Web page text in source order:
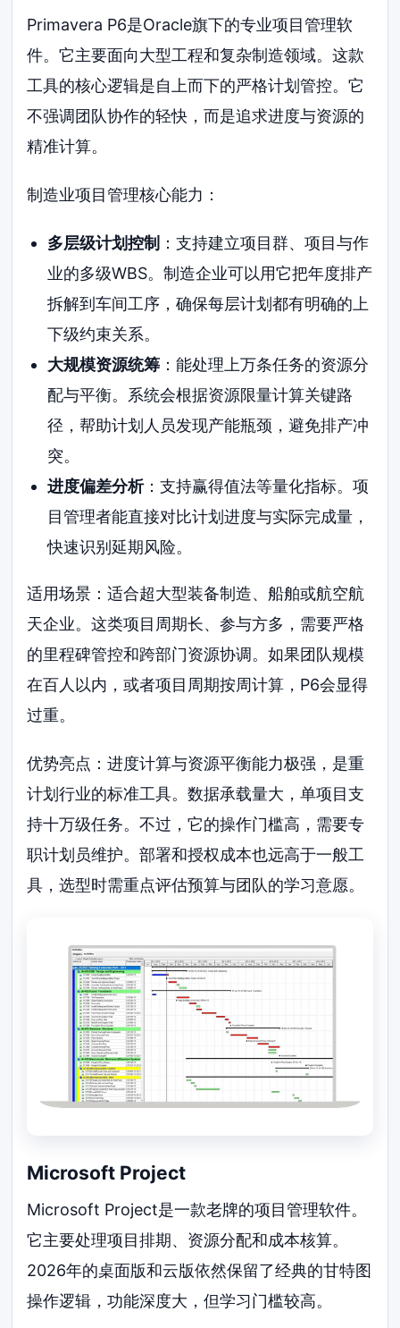
Primavera P6是Oracle旗下的专业项目管理软
件。它主要面向大型工程和复杂制造领域。这款
工具的核心逻辑是自上而下的严格计划管控。它
不强调团队协作的轻快，而是追求进度与资源的
精准计算。
制造业项目管理核心能力：
多层级计划控制 ：支持建立项目群、项目与作
业的多级WBS。制造企业可以用它把年度排产
拆解到车间工序，确保每层计划都有明确的上
下级约束关系。
大规模资源统筹：能处理上万条任务的资源分
配与平衡。系统会根据资源限量计算关键路
径，帮助计划人员发现产能瓶颈，避免排产冲
突。
进度偏差分析：支持赢得值法等量化指标。项
目管理者能直接对比计划进度与实际完成量，
快速识别延期风险。
适用场景：适合超大型装备制造、船舶或航空航
天企业。这类项目周期长、参与方多，需要严格
的里程碑管控和跨部门资源协调。如果团队规模
在百人以内，或者项目周期按周计算，P6会显得
过重。
优势亮点：进度计算与资源平衡能力极强，是重
计划行业的标准工具。数据承载量大，单项目支
持十万级任务。不过，它的操作门槛高，需要专
职计划员维护。部署和授权成本也远高于一般工
具，选型时需重点评估预算与团队的学习意愿。
Microsoft Project
Microsoft Project是一款老牌的项目管理软件。
它主要处理项目排期、资源分配和成本核算。
2026年的桌面版和云版依然保留了经典的甘特图
操作逻辑，功能深度大，但学习门槛较高。